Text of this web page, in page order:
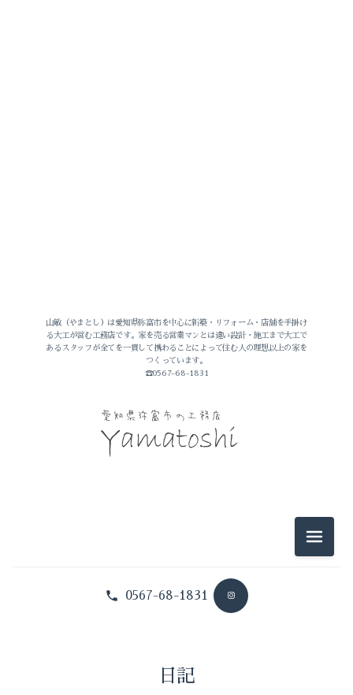
山敏のこと
仕事のこと
0567-68-1831
山敏（やまとし）は愛知県弥富市を中心に新築・リフォーム・店舗を手掛け
る大工が営む工務店です。家を売る営業マンとは違い設計・施工まで大工で
あるスタッフが全てを一貫して携わることによって住む人の理想以上の家を
つくっています。
☎0567-68-1831
山敏のこと
メニュ
日記